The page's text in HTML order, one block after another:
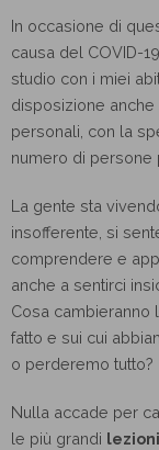
In occasione di
causa del COVID-
studio con i miei
disposizione
personali, con la
numero di persone
La gente sta
insofferente, si
comprendere e
anche a sentirci
Cosa cambieranno
fatto e sui cui
o perderemo tutto?
Nulla accade per
le più grandi lezioni